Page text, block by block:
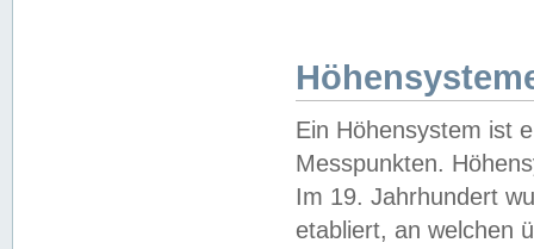
Ein Höhensystem ist
Messpunkten.
Im 19. Jahrhundert
etabliert, an welchen